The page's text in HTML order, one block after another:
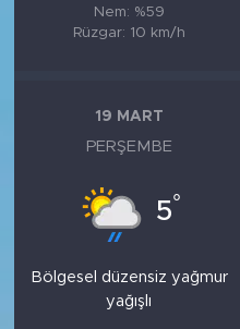
Nem: %59
Rüzgar: 10 km/h
19 MART
PERŞEMBE
5°
Bölgesel düzensiz yağmur
yağışlı